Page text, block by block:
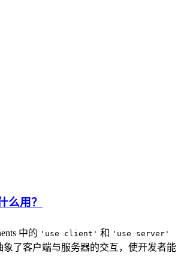
么用？
中的 'use client' 和 'use server'
象了客户端与服务器的交互，使开发者能